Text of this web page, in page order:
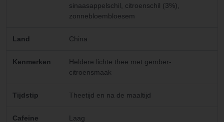
sinaasappelschil, citroenschil (3%),
zonnebloembloesem
Land China
Kenmerken
Heldere lichte thee met gember-
citroensmaak
Tijdstip Theetijd en na de maaltijd
Cafeine Laag